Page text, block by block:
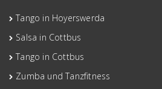
Tango in Hoyerswerda
Salsa in Cottbus
Tango in Cottbus
Zumba und Tanzfitness